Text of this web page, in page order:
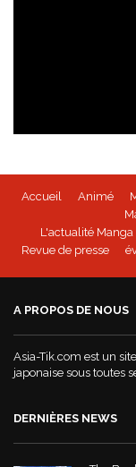
Accueil Animé
L'actualité Manga
Revue de presse
A PROPOS DE NOUS
Asia-Tik.com est un
japonaise sous toutes
DERNIÈRES NEWS